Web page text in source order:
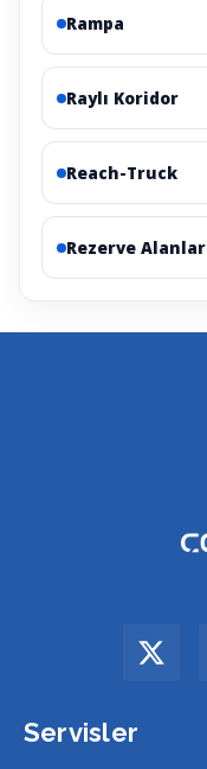
Rampa
Raylı Koridor
Reach-Truck
Rezerve Alanlar
Servisler